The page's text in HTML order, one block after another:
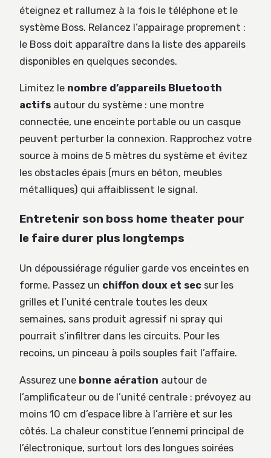
éteignez et rallumez à la fois le téléphone et le
système Boss. Relancez l’appairage proprement :
le Boss doit apparaître dans la liste des appareils
disponibles en quelques secondes.
Limitez le nombre d’appareils Bluetooth
actifs autour du système : une montre
connectée, une enceinte portable ou un casque
peuvent perturber la connexion. Rapprochez votre
source à moins de 5 mètres du système et évitez
les obstacles épais (murs en béton, meubles
métalliques) qui affaiblissent le signal.
Entretenir son boss home theater pour
le faire durer plus longtemps
Un dépoussiérage régulier garde vos enceintes en
forme. Passez un chiffon doux et sec sur les
grilles et l’unité centrale toutes les deux
semaines, sans produit agressif ni spray qui
pourrait s’infiltrer dans les circuits. Pour les
recoins, un pinceau à poils souples fait l’affaire.
Assurez une bonne aération autour de
l’amplificateur ou de l’unité centrale : prévoyez au
moins 10 cm d’espace libre à l’arrière et sur les
côtés. La chaleur constitue l’ennemi principal de
l’électronique, surtout lors des longues soirées